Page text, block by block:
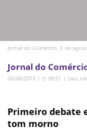
Jornal do Comércio, 6 de
Jornal do
06/08/2010 | ◷ 08:51 | Saiu
Primeiro debate
tom morno